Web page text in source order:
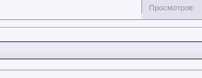
Просмотров: